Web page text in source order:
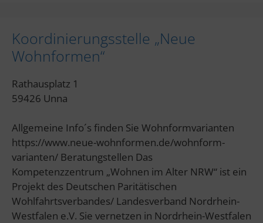
Koordinierungsstelle „Neue
Wohnformen“
Rathausplatz 1
59426 Unna
Allgemeine Info´s finden Sie Wohnformvarianten
https://www.neue-wohnformen.de/wohnform-
varianten/ Beratungstellen Das
Kompetenzzentrum „Wohnen im Alter NRW“ ist ein
Projekt des Deutschen Paritätischen
Wohlfahrtsverbandes/ Landesverband Nordrhein-
Westfalen e.V. Sie vernetzen in Nordrhein-Westfalen